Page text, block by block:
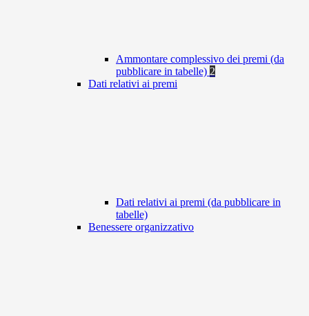
Ammontare complessivo dei premi (da
pubblicare in tabelle) 2
Dati relativi ai premi
Dati relativi ai premi (da pubblicare in
tabelle)
Benessere organizzativo